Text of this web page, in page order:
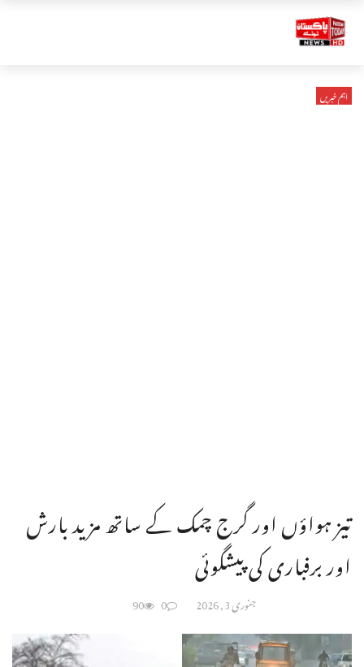
اہم خبریں
تیز ہواؤں اور گرج چمک کے ساتھ مزید بارش
اور برفباری کی پیشگوئی
جنوری 3, 2026 0
90